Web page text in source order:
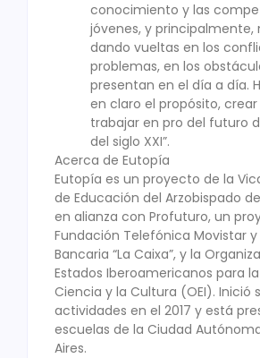
conocimiento y las
jóvenes, y principalmente,
dando vueltas en los
problemas, en los
presentan en el día a día.
en claro el propósito,
trabajar en pro del futuro
del siglo XXI”.
Acerca de Eutopía
Eutopía es un proyecto de la
de Educación del Arzobispado
en alianza con Profuturo, un
Fundación Telefónica Movistar
Bancaria “La Caixa”, y la
Estados Iberoamericanos para
Ciencia y la Cultura (OEI). Inició
actividades en el 2017 y está
escuelas de la Ciudad
Aires.